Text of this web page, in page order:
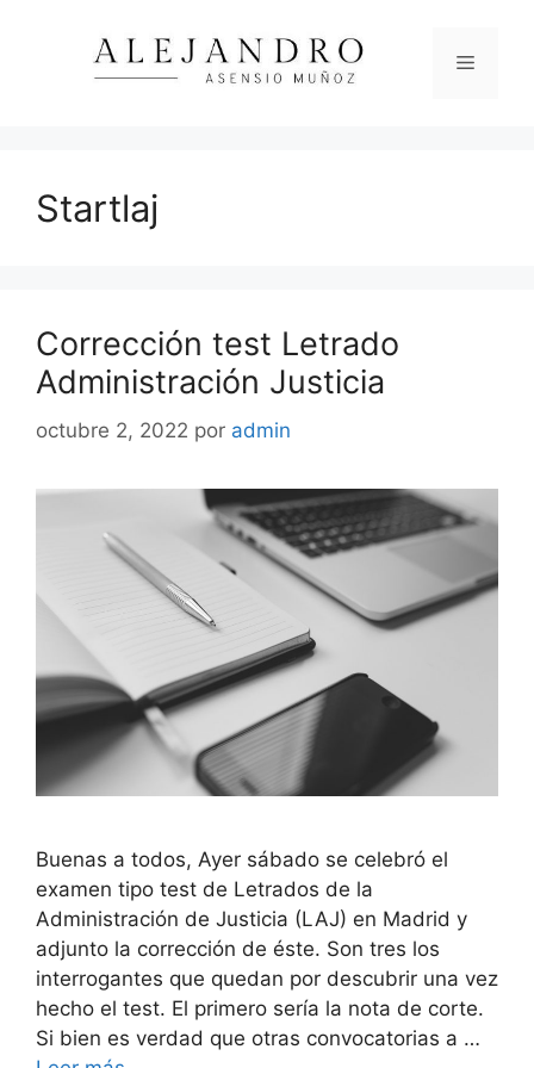
Menú
Startlaj
Corrección test Letrado
Administración Justicia
octubre 2, 2022 por admin
Buenas a todos, Ayer sábado se celebró el
examen tipo test de Letrados de la
Administración de Justicia (LAJ) en Madrid y
adjunto la corrección de éste. Son tres los
interrogantes que quedan por descubrir una vez
hecho el test. El primero sería la nota de corte.
Si bien es verdad que otras convocatorias a …